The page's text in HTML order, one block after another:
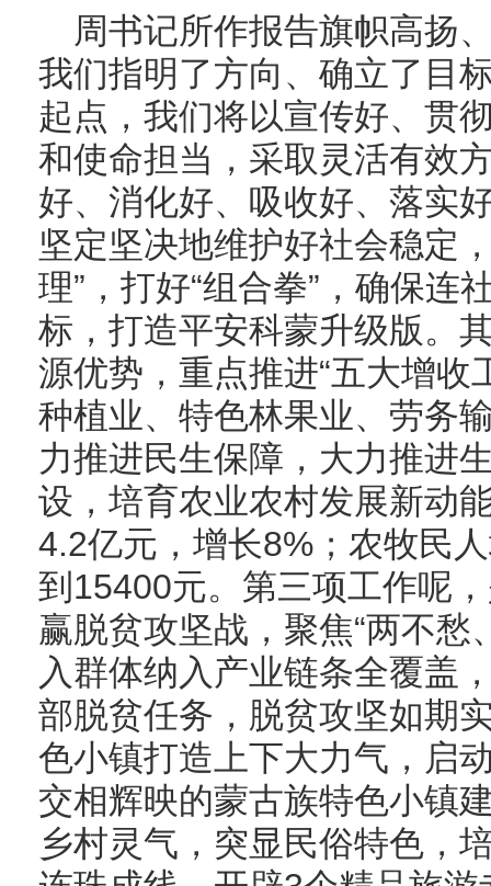
周书记所作报告旗帜高扬
我们指明了方向、确立了目
起点，我们将以宣传好、贯
和使命担当，采取灵活有效
好、消化好、吸收好、落实
坚定坚决地维护好社会稳定
理”，打好“组合拳”，确保连
标，打造平安科蒙升级版。
源优势，重点推进“五大增收
种植业、特色林果业、劳务
力推进民生保障，大力推进
设，培育农业农村发展新动
4.2亿元，增长8%；农牧民
到15400元。第三项工作呢
赢脱贫攻坚战，聚焦“两不愁
入群体纳入产业链条全覆盖
部脱贫任务，脱贫攻坚如期
色小镇打造上下大力气，启
交相辉映的蒙古族特色小镇
乡村灵气，突显民俗特色，